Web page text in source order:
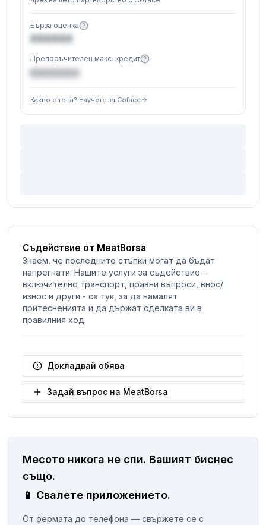
Бърза оценка
XXXXXX
Препоръчителен макс. кредит
€XXXXXX
Какво е това? Научете за Coface
Съдействие от MeatBorsa
Знаем, че последните стъпки могат да бъдат
напрегнати. Нашите услуги за съдействие -
включително транспорт, правни въпроси, внос/
износ и други - са тук, за да намалят
притесненията и да държат сделката ви в
правилния ход.
Докладвай обява
Задай въпрос на MeatBorsa
Месото никога не спи. Вашият биснес
същo.
📱 Свалете приложението.
От фермата до телефона — свържете се с